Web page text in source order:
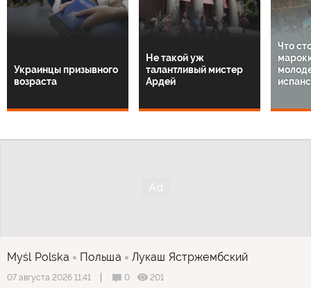
Украинцы призывного
возраста
Не такой уж
талантливый мистер
Ардей
Что
Myśl Polska Польша Лукаш Ястржембский
07 августа 2026 11:41 0
201